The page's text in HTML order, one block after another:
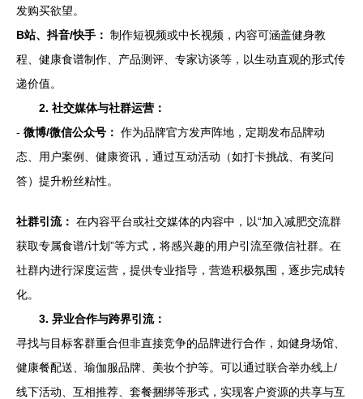
发购买欲望。
B站、抖音/快手： 制作短视频或中长视频，内容可涵盖健身教
程、健康食谱制作、产品测评、专家访谈等，以生动直观的形式传
递价值。
2. 社交媒体与社群运营：
- 微博/微信公众号： 作为品牌官方发声阵地，定期发布品牌动
态、用户案例、健康资讯，通过互动活动（如打卡挑战、有奖问
答）提升粉丝粘性。
社群引流： 在内容平台或社交媒体的内容中，以“加入减肥交流群
获取专属食谱/计划”等方式，将感兴趣的用户引流至微信社群。在
社群内进行深度运营，提供专业指导，营造积极氛围，逐步完成转
化。
3. 异业合作与跨界引流：
寻找与目标客群重合但非直接竞争的品牌进行合作，如健身场馆、
健康餐配送、瑜伽服品牌、美妆个护等。可以通过联合举办线上/
线下活动、互相推荐、套餐捆绑等形式，实现客户资源的共享与互